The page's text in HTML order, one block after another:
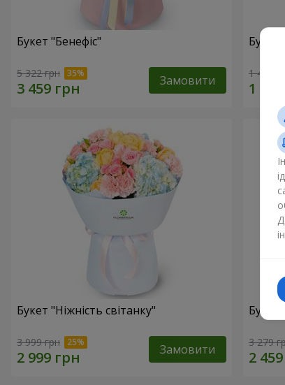
Букет "Бенефіс"
5 322 грн Замовити
Букет
1 411
Букет "Ніжність світанку"
3 999 грн Замовити
Букет
3 279